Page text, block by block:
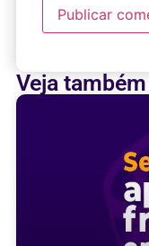
Veja também